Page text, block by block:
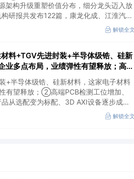
架构升级重塑价值分布，细分龙头迈入放
研报共发布122篇，康龙化成、江淮汽车
度覆盖，其中乔锋智能获新财富分析师深
行中，华峰化学首次上榜，前五名依次
解锁全文
材料+TGV先进封装+半导体级锆、硅新
业多点布局，业绩弹性有望释放；高端
，这家公司3D AOI产品从选配变为标
半导体级锆、硅新材料，这家电子材料
有望释放；②高端PCB检测工位增加、
从选配变为标配、3D AXI设备逐步成为
系。
解锁全文